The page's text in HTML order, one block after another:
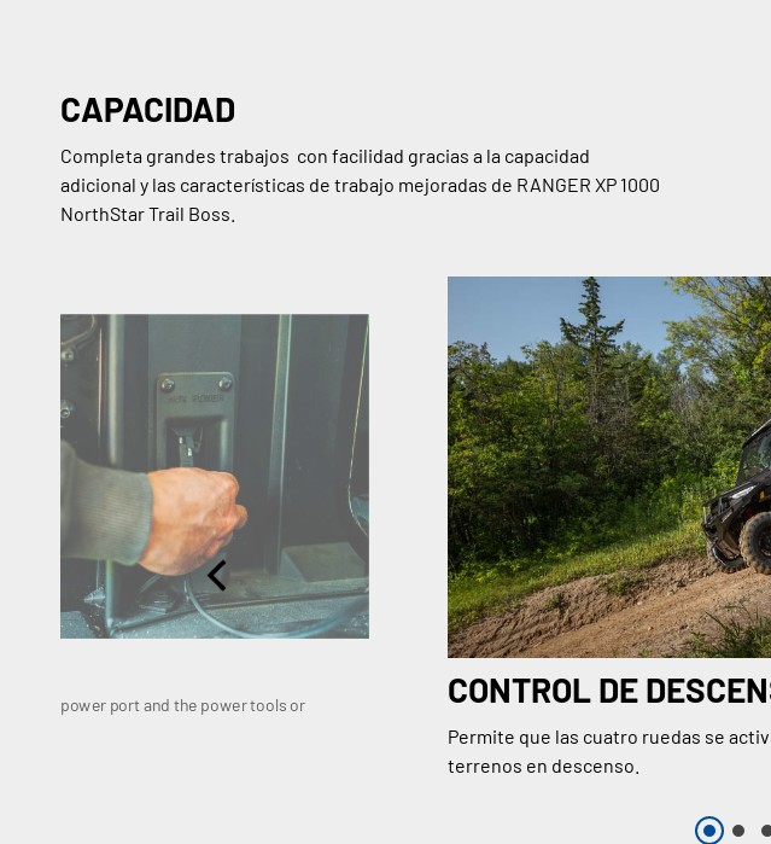
CAPACIDAD
Completa grandes trabajos con facilidad gracias a la capacidad
adicional y las características de trabajo mejoradas de RANGER XP 1000
NorthStar Trail Boss.
box power port and the power tools or CONTROL DE
Permite que las cuatro ruedas se
terrenos en descenso.